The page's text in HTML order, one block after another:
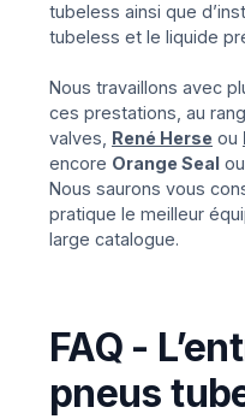
tubeless ainsi que
tubeless et le liquide
Nous travaillons avec
ces prestations, au
valves, René Herse ou
encore Orange Seal ou
Nous saurons vous
pratique le meilleur
large catalogue.
FAQ -
pneus